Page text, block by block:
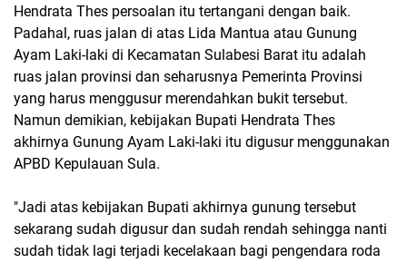
Hendrata Thes persoalan itu tertangani dengan baik.
Padahal, ruas jalan di atas Lida Mantua atau Gunung
Ayam Laki-laki di Kecamatan Sulabesi Barat itu adalah
ruas jalan provinsi dan seharusnya Pemerinta Provinsi
yang harus menggusur merendahkan bukit tersebut.
Namun demikian, kebijakan Bupati Hendrata Thes
akhirnya Gunung Ayam Laki-laki itu digusur menggunakan
APBD Kepulauan Sula.
"Jadi atas kebijakan Bupati akhirnya gunung tersebut
sekarang sudah digusur dan sudah rendah sehingga nanti
sudah tidak lagi terjadi kecelakaan bagi pengendara roda